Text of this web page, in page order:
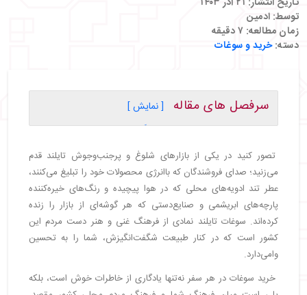
توسط: ادمین
زمان مطالعه: ۷دقیقه
دسته:خرید و سوغات
سرفصل های مقاله
[ نمایش ]
・دنیای متنوع سوغات تایلند: گنجینه‌ای برای هر سلیقه
سوغات خوراکی تایلند: طعمی از بهشت استوایی
・
میوه‌های استوایی خشک‌شده: طعم اصیل تایلند
・
چای و دم‌نوش‌های محلی: جرعه‌ای از آرامش
تایلندی
・ادویه‌های تایلندی: جادوی آشپزی آسیایی
・
سوغات هنری و فرهنگی: سفری به قلب هنر تایلند
・
صنایع‌دستی تماشایی تایلند
・
・آثار سفالی متفاوت تایلندی
تصور کنید در یکی از بازارهای شلوغ و پرجنب‌وجوش تایلند قدم
می‌زنید؛ صدای فروشندگان که باانرژی محصولات خود را تبلیغ می‌کنند،
عطر تند ادویه‌های محلی که در هوا پیچیده و رنگ‌های خیره‌کننده
پارچه‌های ابریشمی و صنایع‌دستی که هر گوشه‌ای از بازار را زنده
کرده‌اند. سوغات تایلند نمادی از فرهنگ غنی و هنر دست مردم این
کشور است که در کنار طبیعت شگفت‌انگیزش، شما را به تحسین
وامی‌دارد.
خرید سوغات در هر سفر نه‌تنها یادگاری از خاطرات خوش است، بلکه